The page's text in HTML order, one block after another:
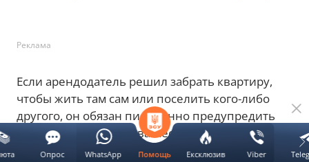
Реклама
Если арендодатель решил забрать квартиру,
чтобы жить там сам или поселить кого-либо
другого, он обязан письменно предупредить
вас как минимум за два месяца. Это даст вам
время, чтобы спокойно найти себе новое
Помощь Ексклюзив Viber
Опрос WhatsApp